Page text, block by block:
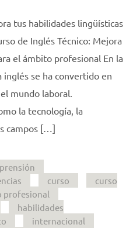
tus habilidades lingüísticas
de Inglés Técnico: Mejora
el ámbito profesional En la
se ha convertido en
mundo laboral.
la tecnología, la
campos […]
curso
curso
profesional
habilidades
internacional